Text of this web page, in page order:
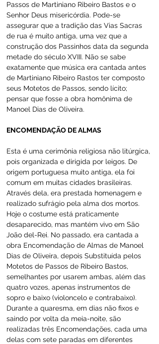
Passos de Martiniano Ribeiro Bastos e o
Senhor Deus misericórdia. Pode-se
assegurar que a tradição das Vias Sacras
de rua é muito antiga, uma vez que a
construção dos Passinhos data da segunda
metade do século XVIII. Não se sabe
exatamente que música era cantada antes
de Martiniano Ribeiro Rastos ter composto
seus Motetos de Passos, sendo lícito;
pensar que fosse a obra homônima de
Manoel Dias de Oliveira.
ENCOMENDAÇÃO DE ALMAS
Esta é uma cerimônia religiosa não litúrgica,
pois organizada e dirigida por leigos. De
origem portuguesa muito antiga, ela foi
comum em muitas cidades brasileiras.
Através dela, era prestada homenagem e
realizado sufrágio pela alma dos mortos.
Hoje o costume está praticamente
desaparecido, mas mantém vivo em São
João del-Rei. No passado, era cantada a
obra Encomendação de Almas de Manoel
Dias de Oliveira, depois Substituída pelos
Motetos de Passos de Ribeiro Bastos,
semelhantes por usarem ambas, além das
quatro vozes, apenas instrumentos de
sopro e baixo (violoncelo e contrabaixo).
Durante a quaresma, em dias não fixos e
saindo por volta da meia-noite, são
realizadas três Encomendações, cada uma
delas com sete paradas em diferentes